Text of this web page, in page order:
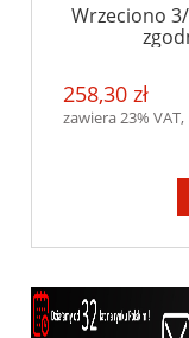
Wrzeciono
258,30 zł
zawiera 23%